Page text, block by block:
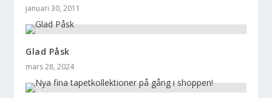
januari 30, 2011
Glad Påsk
mars 28, 2024